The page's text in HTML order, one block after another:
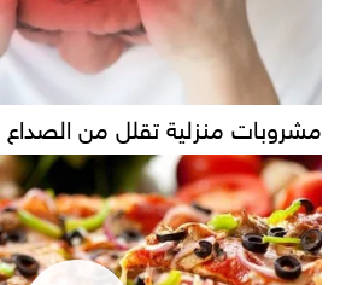
مشروبات منزلية تقلل من الصداع